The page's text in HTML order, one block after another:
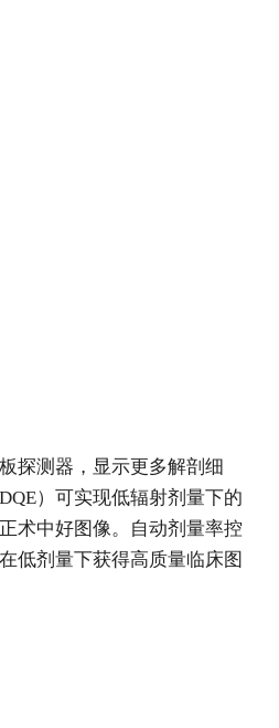
探测器，显示更多解剖细
）可实现低辐射剂量下的
术中好图像。自动剂量率控
低剂量下获得高质量临床图